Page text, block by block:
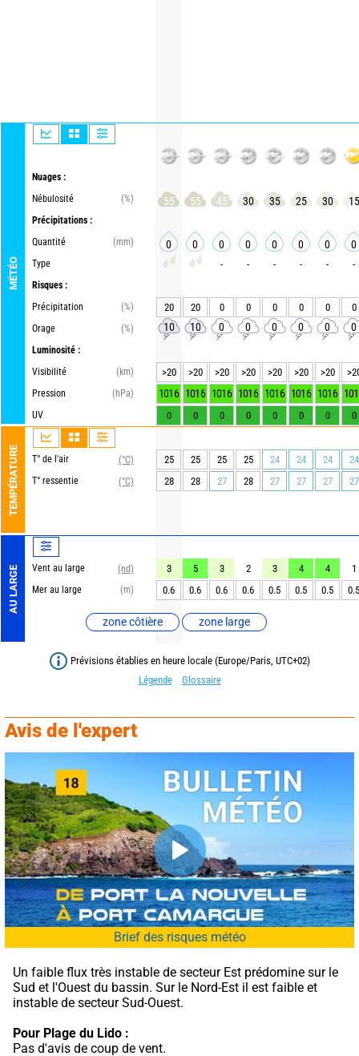
MÉTÉO
Nuages :
Nébulosité
(%)
Précipitations :
Quantité
(mm)
Type
Risques :
Précipitation
(%)
Orage
(%)
Luminosité :
Visibilité
(km)
Pression
(hPa)
UV
TEMPÉRATURE T° de l'air
(°C)
T° ressentie
(°C)
AU LARGE Vent au large
(nd)
Mer au large
(m)
zone côtière zone large
55 55 45 30 35 25 30 15
0 0 0 0 0 0 0 0
- - - - - -
20 20 0 0 0 0 0 0
10 10 0 0 0 0 0 0
>20 >20 >20 >20 >20 >20 >20
1016 1016 1016 1016 1016 1016 1016
0 0 0 0 0 0 0 0
25 25 25 25 24 24 24
24
28
28 27 28 27 27 27 27
3 5 3 2 3 4 4
1
0.6
0.6 0.6 0.6 0.5 0.5 0.5 0.5
Prévisions établies en heure locale (Europe/Paris, UTC+02)
Légende
Glossaire
Avis de l'expert
Brief des risques météo
Un faible flux très instable de secteur Est prédomine sur le
Sud et l'Ouest du bassin. Sur le Nord-Est il est faible et
instable de secteur Sud-Ouest.
Pour Plage du Lido :
Pas d'avis de coup de vent.